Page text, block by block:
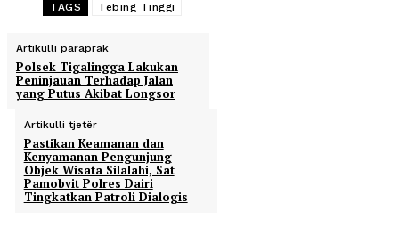
TAGS Tebing Tinggi
Artikulli paraprak
Polsek Tigalingga Lakukan
Peninjauan Terhadap Jalan
yang Putus Akibat Longsor
Artikulli tjetër
Pastikan Keamanan dan
Kenyamanan Pengunjung
Objek Wisata Silalahi, Sat
Pamobvit Polres Dairi
Tingkatkan Patroli Dialogis